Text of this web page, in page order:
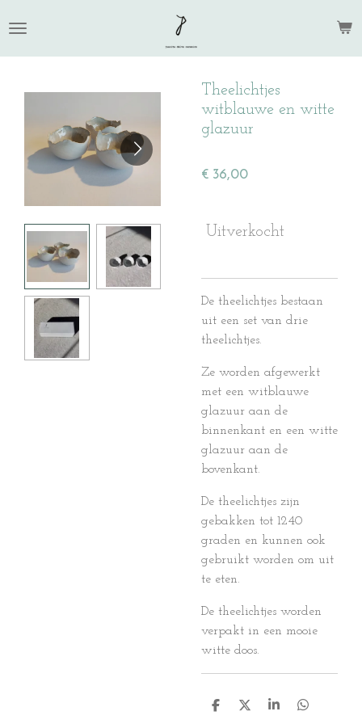
direct
naar
hoofdinhoud
Theelichtjes
witblauwe en witte
glazuur
€ 36,00
Uitverkocht
De theelichtjes bestaan
uit een set van drie
theelichtjes.
Ze worden afgewerkt
met een witblauwe
glazuur aan de
binnenkant en een witte
glazuur aan de
bovenkant.
De theelichtjes zijn
gebakken tot 1240
graden en kunnen ook
gebruikt worden om uit
te eten.
De theelichtjes worden
verpakt in een mooie
witte doos.
D
D
S
D